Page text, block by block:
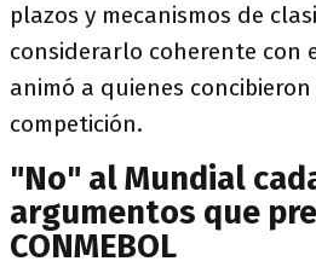
plazos y mecanismos de
considerarlo coherente con
animó a quienes
competición.
"No" al Mundial
argumentos que
CONMEBOL